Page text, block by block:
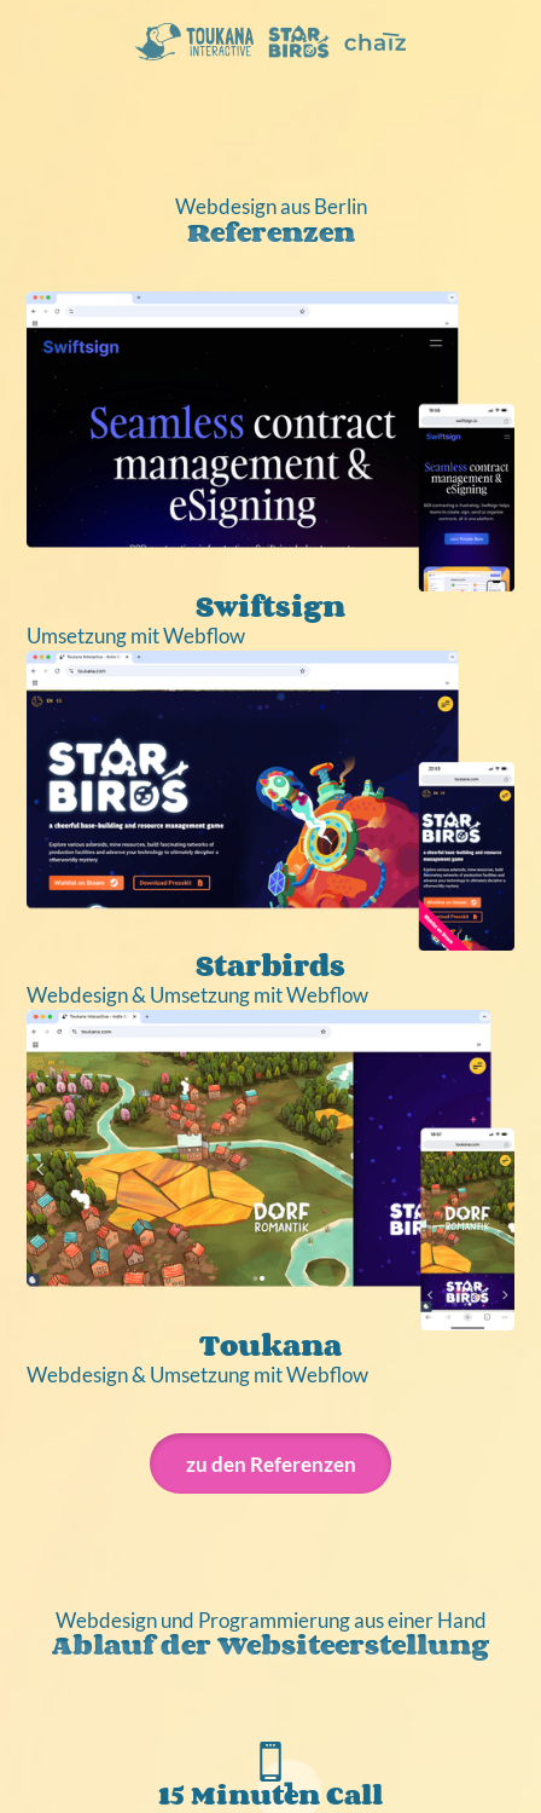
Webdesign aus Berlin
Referenzen
Swiftsign
Umsetzung mit Webflow
Starbirds
Webdesign & Umsetzung mit Webflow
Toukana
Webdesign & Umsetzung mit Webflow
zu den Referenzen
Webdesign und Programmierung aus einer Hand
Ablauf der Websiteerstellung
15 Minuten Call
1